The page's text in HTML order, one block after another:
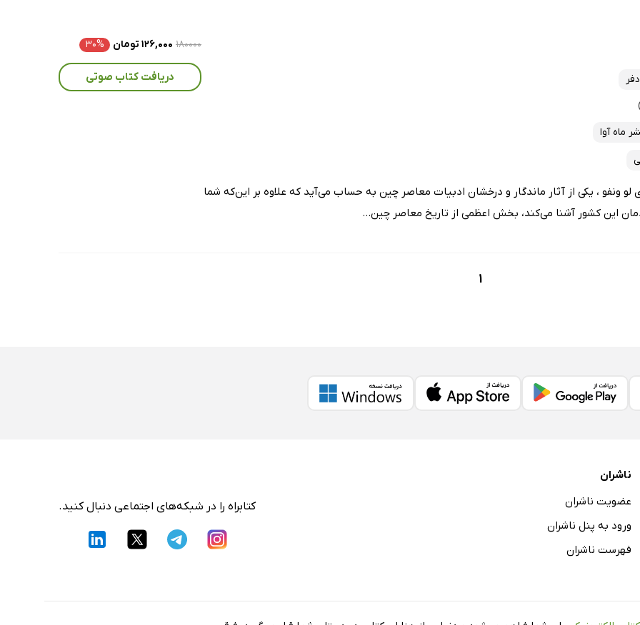
ماه آوا
ونفو ، یکی از آثار ماندگار و درخشان ادبیات معاصر چین به حساب می‌آید که علاوه بر این‌که شما
این کشور آشنا می‌کند، بخش اعظمی از تاریخ معاصر چین...
۱۸۰۰۰۰ ۱۲۶,۰۰۰ تومان ۳۰%
دریافت کتاب صوتی
1
ناشران
عضویت ناشران
ورود به پنل ناشران
فهرست ناشران
کتابراه را در شبکه‌های اجتماعی دنبال کنید.